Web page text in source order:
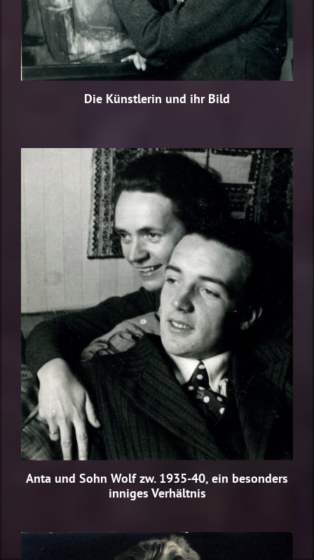
Die Künstlerin und ihr Bild
Anta und Sohn Wolf zw. 1935-40, ein besonders
inniges Verhältnis